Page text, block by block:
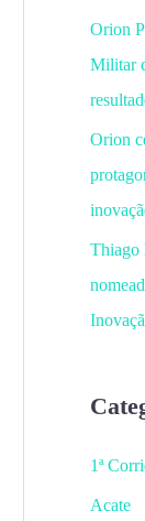
Orion
Militar
Orion
Thiago
1ª
Acate